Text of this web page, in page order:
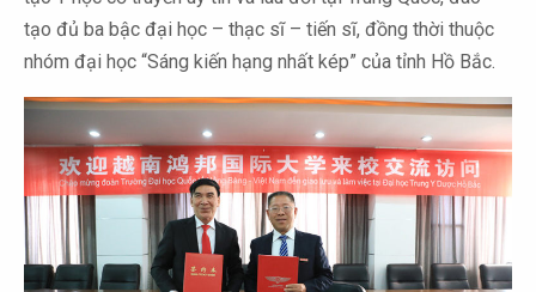
tạo đủ ba bậc đại học – thạc sĩ – tiến sĩ, đồng thời thuộc
nhóm đại học “Sáng kiến hạng nhất kép” của tỉnh Hồ Bắc.